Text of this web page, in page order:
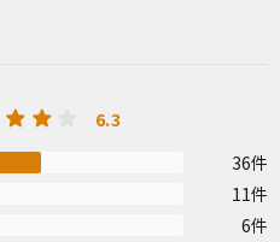
6.3
36件
11件
6件